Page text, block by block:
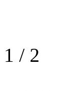
1 / 2